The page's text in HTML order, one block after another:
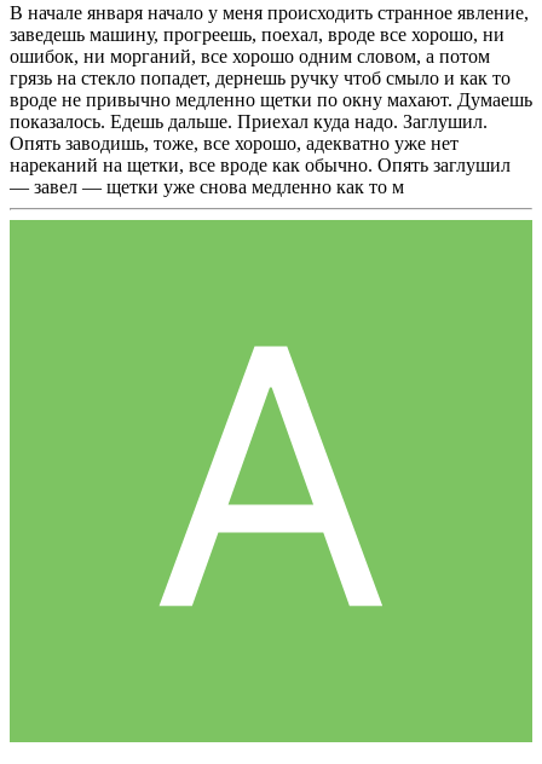
В начале января начало у меня происходить странное явление,
заведешь машину, прогреешь, поехал, вроде все хорошо, ни
ошибок, ни морганий, все хорошо одним словом, а потом
грязь на стекло попадет, дернешь ручку чтоб смыло и как то
вроде не привычно медленно щетки по окну махают. Думаешь
показалось. Едешь дальше. Приехал куда надо. Заглушил.
Опять заводишь, тоже, все хорошо, адекватно уже нет
нареканий на щетки, все вроде как обычно. Опять заглушил
— завел — щетки уже снова медленно как то м